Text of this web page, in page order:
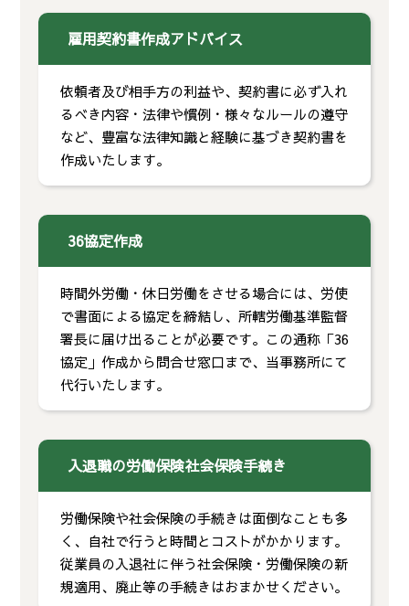
雇用契約書作成アドバイス
依頼者及び相手方の利益や、契約書に必ず入れ
るべき内容・法律や慣例・様々なルールの遵守
など、豊富な法律知識と経験に基づき契約書を
作成いたします。
36協定作成
時間外労働・休日労働をさせる場合には、労使
で書面による協定を締結し、所轄労働基準監督
署長に届け出ることが必要です。この通称「36
協定」作成から問合せ窓口まで、当事務所にて
代行いたします。
入退職の労働保険社会保険手続き
労働保険や社会保険の手続きは面倒なことも多
く、自社で行うと時間とコストがかかります。
従業員の入退社に伴う社会保険・労働保険の新
規適用、廃止等の手続きはおまかせください。